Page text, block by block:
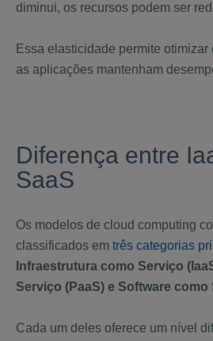
diminui, os recursos podem ser
Essa elasticidade permite otimizar
as aplicações mantenham
Diferença entre
SaaS
Os modelos de cloud computing
classificados em três categorias
Infraestrutura como Serviço
Serviço (PaaS) e Software como
Cada um deles oferece um nível